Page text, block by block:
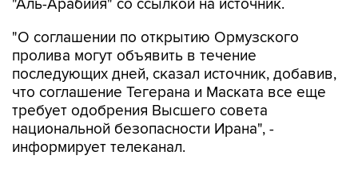
"Аль-Арабийя" со ссылкой на источник.
"О соглашении по открытию Ормузского
пролива могут объявить в течение
последующих дней, сказал источник, добавив,
что соглашение Тегерана и Маската все еще
требует одобрения Высшего совета
национальной безопасности Ирана", -
информирует телеканал.